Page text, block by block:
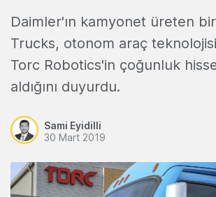
Daimler'ın kamyonet üreten
Trucks, otonom araç
Torc Robotics'in çoğunluk
aldığını duyurdu.
Sami Eyidilli
30 Mart 2019